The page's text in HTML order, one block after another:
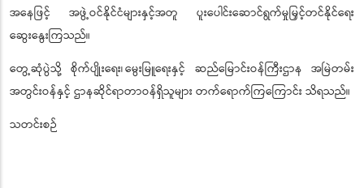
အနေဖြင့် အဖွဲ့ဝင်နိုင်ငံများနှင့်အတူ ပူးပေါင်းဆောင်ရွက်မှုမြှင့်တင်နိုင်ရေး
ဆွေးနွေးကြသည်။
တွေ့ဆုံပွဲသို့ စိုက်ပျိုးရေး၊ မွေးမြူရေးနှင့် ဆည်မြောင်းဝန်ကြီးဌာန အမြဲတမ်း
အတွင်းဝန်နှင့် ဌာနဆိုင်ရာတာဝန်ရှိသူများ တက်ရောက်ကြကြောင်း သိရသည်။
သတင်းစဉ်